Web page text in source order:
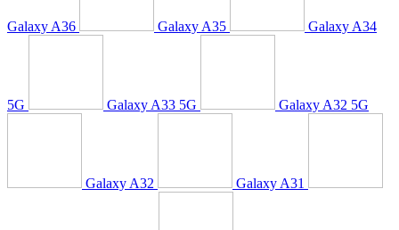
Galaxy A36 Galaxy A35 Galaxy A34
5G Galaxy A33 5G Galaxy A32 5G
Galaxy A32 Galaxy A31